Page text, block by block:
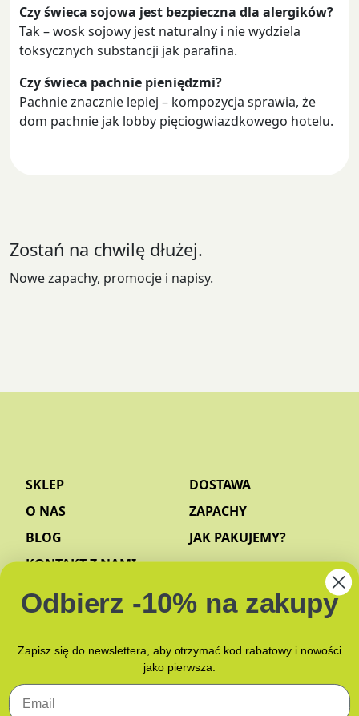
Czy świeca sojowa jest bezpieczna dla alergików?
Tak – wosk sojowy jest naturalny i nie wydziela
toksycznych substancji jak parafina.
Czy świeca pachnie pieniędzmi?
Pachnie znacznie lepiej – kompozycja sprawia, że
dom pachnie jak lobby pięciogwiazdkowego hotelu.
Zostań na chwilę dłużej.
Nowe zapachy, promocje i napisy.
SKLEP
O NAS
BLOG
KONTAKT Z NAMI
DOSTAWA
ZAPACHY
JAK PAKUJEMY?
POLITYKA PRYWATNOŚCI
Odbierz -10% na zakupy
Zapisz się do newslettera, aby otrzymać kod rabatowy i nowości
jako pierwsza.
Email